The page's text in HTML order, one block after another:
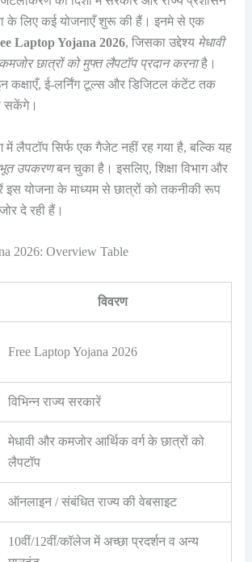
के लिए कई योजनाएँ शुरू की हैं। इनमे से एक
Laptop Yojana 2026, जिसका उद्देश्य मेधावी
छात्रों को मुफ्त लैपटॉप प्रदान करनाहै।
कक्षाएँ, ई-लर्निंग टूल्स और डिजिटल कंटेंट तक
सकेंगे।
लैपटॉप सिर्फ एक गैजेट नहीं रह गया है, बल्कि यह
उपकरणबन चुका है। इसलिए, शिक्षा विभाग और
इस योजना के माध्यम से छात्रों को तकनीकी रूप
दे रही हैं।
2026: Overview Table
विवरण
Free Laptop Yojana 2026
विभिन्न राज्य सरकारें
मेधावी और कमजोर आर्थिक वर्ग के छात्रों को
लैपटॉप
ऑनलाइन / संबंधित राज्य की वेबसाइट
10वीं/12वीं/कॉलेज में अच्छा प्रदर्शन व अन्य